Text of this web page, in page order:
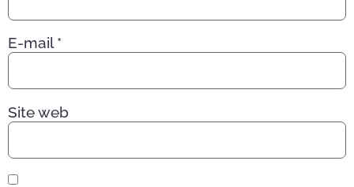
E-mail*
Site web